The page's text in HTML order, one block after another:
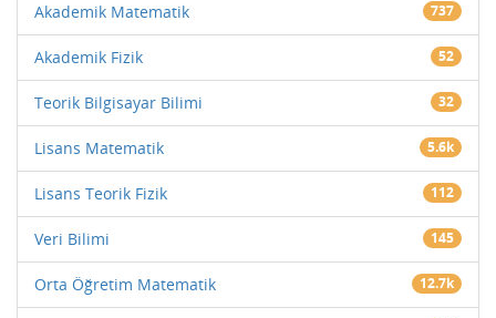
Akademik Matematik 737
Akademik Fizik 52
Teorik Bilgisayar Bilimi 32
Lisans Matematik 5.6k
Lisans Teorik Fizik 112
Veri Bilimi 145
Orta Öğretim Matematik 12.7k